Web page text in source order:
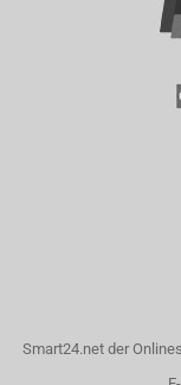
Smart24.net der